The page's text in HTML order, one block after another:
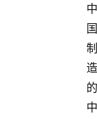
中
国
制
造
的
中